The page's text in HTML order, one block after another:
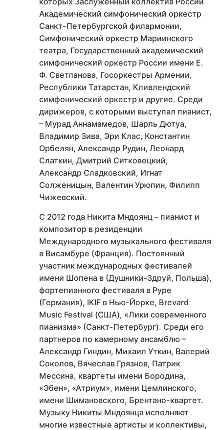
Академический симфонический оркестр
Санкт-Петербургской филармонии,
Симфонический оркестр Мариинского
театра, Государственный академический
симфонический оркестр России имени Е.
Ф. Светланова, Госоркестры Армении,
Республики Татарстан, Кливлендский
симфонический оркестр и другие. Среди
дирижеров, с которыми выступал пианист,
– Мурад Аннамамедов, Шарль Дютуа,
Владимир Зива, Эри Клас, Константин
Орбелян, Александр Рудин, Леонард
Слаткин, Дмитрий Ситковецкий,
Александр Сладковский, Игнат
Солженицын, Валентин Урюпин, Филипп
Чижевский.
С 2012 года Никита Мндоянц – пианист и
композитор в резиденции
Международного музыкального фестиваля
в Висамбуре (Франция). Постоянный
участник международных фестивалей
имени Шопена в (Душники-Здруй, Польша),
фортепианного фестиваля в Руре
(Германия), IKIF в Нью-Йорке, Brevard
Music Festival (США), «Лики современного
пианизма» (Санкт-Петербург). Среди его
партнеров по камерному ансамблю –
Александр Гиндин, Михаил Уткин, Валерий
Соколов, Вячеслав Грязнов, Патрик
Мессина, квартеты имени Бородина,
«Эбен», «Атриум», имени Цемлинского,
имени Шимановского, Брентано-квартет.
Музыку Никиты Мндоянца исполняют
многие известные артисты и коллективы,